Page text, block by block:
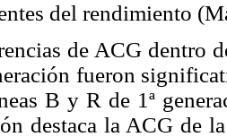
del rendimiento
de ACG dentro
fueron
B y R de 1ª
destaca la ACG de